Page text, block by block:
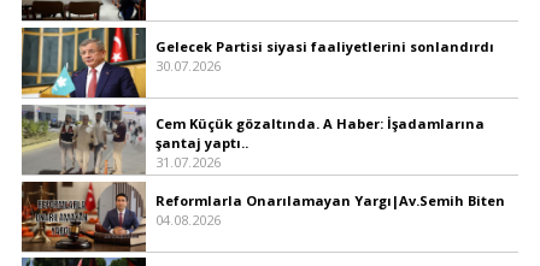
Gelecek Partisi siyasi faaliyetlerini sonlandırdı
30.07.2026
Cem Küçük gözaltında. A Haber: İşadamlarına
şantaj yaptı..
31.07.2026
Reformlarla Onarılamayan Yargı|Av.Semih Biten
04.08.2026